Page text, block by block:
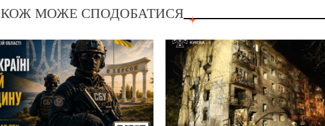
МОЖЕ СПОДОБАТИСЯ